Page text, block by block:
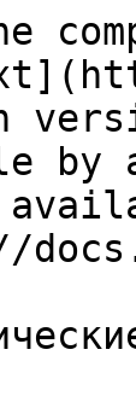
by